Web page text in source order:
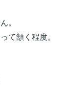
。
て頷く程度。